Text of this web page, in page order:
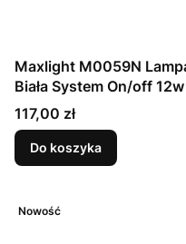
Maxlight M0059N
Biała System On/off
Cena
117,00 zł
Do koszyka
Nowość